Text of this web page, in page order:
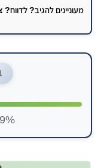
מעוניינים להגיב?
89% אהבו